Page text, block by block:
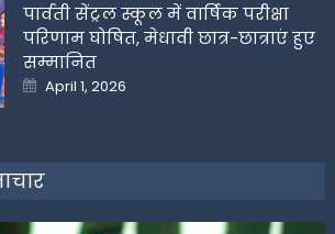
पार्वती सेंट्रल स्कूल में वार्षिक परीक्षा
परिणाम घोषित, मेधावी छात्र-छात्राएं हुए
सम्मानित
Posted
on
April 1, 2026